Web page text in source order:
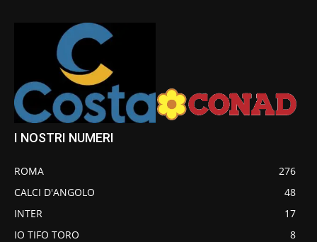
I NOSTRI NUMERI
ROMA
276
CALCI D'ANGOLO
48
INTER
17
IO TIFO TORO
8